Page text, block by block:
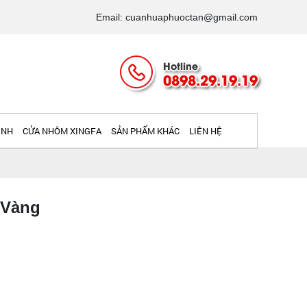
Email: cuanhuaphuoctan@gmail.com
Hotline
0898.29.19.19
CỬA NHÔM XINGFA SẢN PHẨM KHÁC LIÊN HỆ